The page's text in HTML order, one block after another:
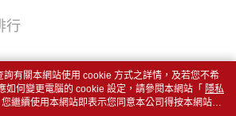
行
有關本網站使用 cookie 方式之詳情，及若您不希
如何變更電腦的 cookie 設定，請參閱本網站「 隱私
繼續使用本網站即表示您同意本公司得按本網站使